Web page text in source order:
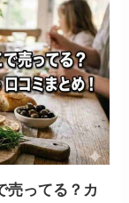
売ってる？カ